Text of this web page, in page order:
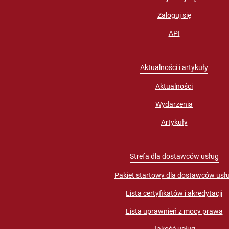
Zaloguj się
API
Aktualności i artykuły
Aktualności
Wydarzenia
Artykuły
Strefa dla dostawców usług
Pakiet startowy dla dostawców
Lista certyfikatów i akredytacji
Lista uprawnień z mocy prawa